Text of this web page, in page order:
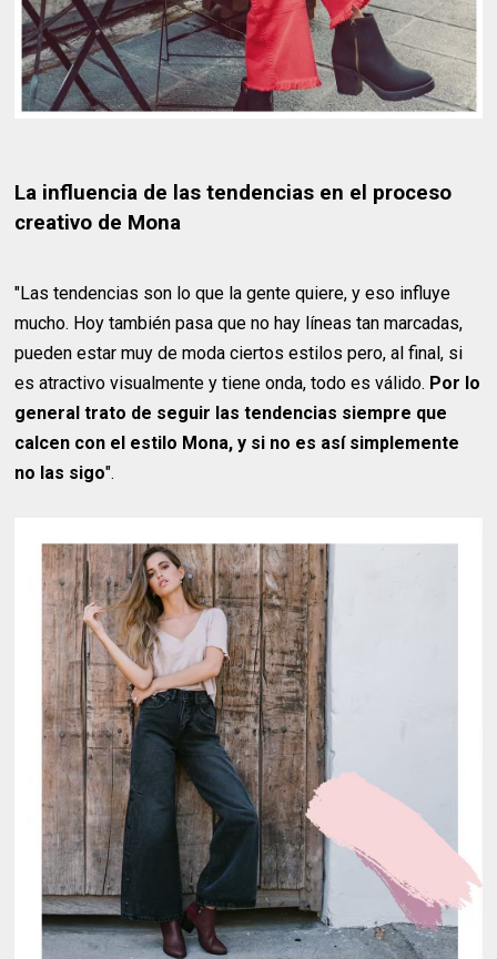
La influencia de las tendencias en el proceso
creativo de Mona
"Las tendencias son lo que la gente quiere, y eso influye
mucho. Hoy también pasa que no hay líneas tan marcadas,
pueden estar muy de moda ciertos estilos pero, al final, si
es atractivo visualmente y tiene onda, todo es válido. Por lo
general trato de seguir las tendencias siempre que
calcen con el estilo Mona, y si no es así simplemente
no las sigo".